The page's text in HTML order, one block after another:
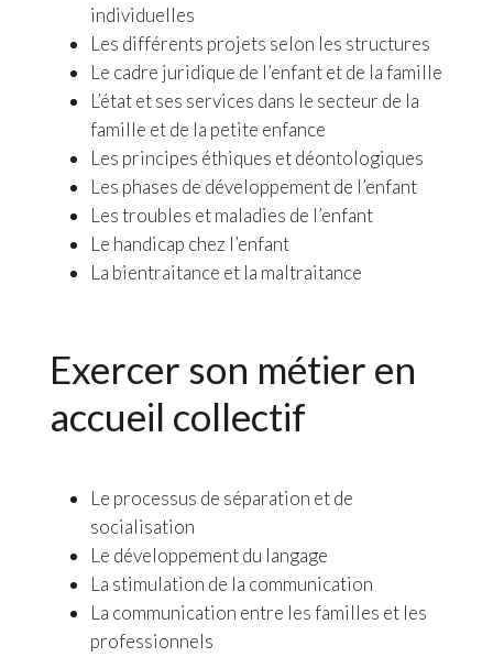
individuelles
Les différents projets selon les structures
Le cadre juridique de l’enfant et de la famille
L’état et ses services dans le secteur de la
famille et de la petite enfance
Les principes éthiques et déontologiques
Les phases de développement de l’enfant
Les troubles et maladies de l’enfant
Le handicap chez l’enfant
La bientraitance et la maltraitance
Exercer son métier en
accueil collectif
Le processus de séparation et de
socialisation
Le développement du langage
La stimulation de la communication
La communication entre les familles et les
professionnels